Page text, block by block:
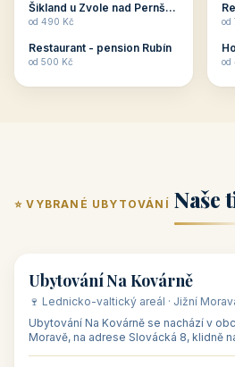
Budete překva...
Šikland u Zvole nad Pernštejnem
od 490 Kč
Restaurant - pension Rubín
od 500 Kč
od
od
⭐ VYBRANÉ UBYTOVÁNÍ Naše
🏡 penzion
Ubytování Na Kovárně
🍷 Lednicko-valtický areál · Jižní
Ubytování Na Kovárně se nachází v
Moravě, na adrese Slovácká 8, klidně